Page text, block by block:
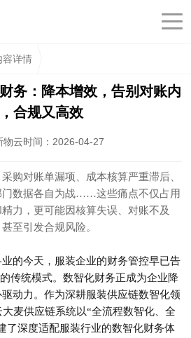
容详情
务：降本增效，告别对账内
合规又高效
物云时间：2026-04-27
购对账单漏项、成本核算严重滞后、
门数据各自为战……这些痛点不仅占用
力，更可能因核算失误、对账不及
至引发合规风险。
的今天，服装企业的财务管控早已告
传统模式。数智化财务正成为企业降
动力。作为深耕服装供应链数智化领
麦供应链系统以“全流程数智化、全
了深度适配服装行业的数智化财务体